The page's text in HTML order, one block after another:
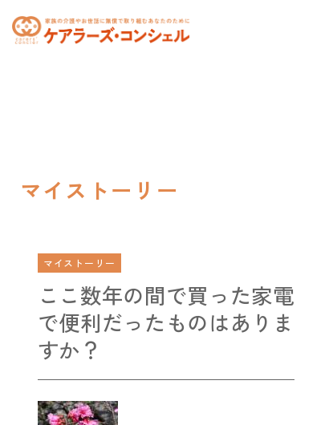
toggle
navigation
マイストーリー
マイストーリー
ここ数年の間で買った家電
で便利だったものはありま
すか？